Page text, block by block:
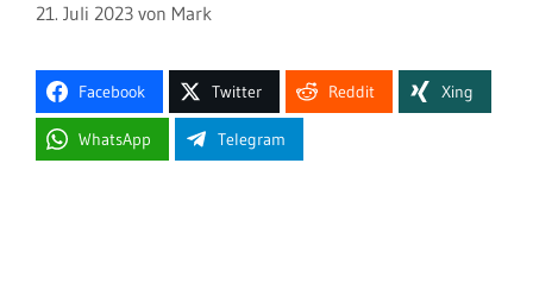
21. Juli 2023 von Mark
Facebook Twitter Reddit Xing
WhatsApp Telegram